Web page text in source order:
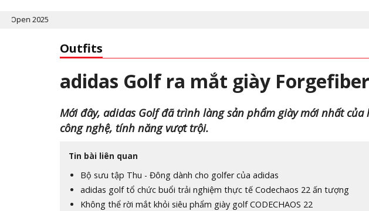
Outfits
adidas Golf ra mắt giày
Mới đây, adidas Golf đã trình làng sản phẩm giày mới nhất của
công nghệ, tính năng vượt trội.
Tin bài liên quan
Bộ sưu tập Thu - Đông dành cho golfer của adidas
adidas golf tổ chức buổi trải nghiệm thực tế Codechaos 22 ấn tượng
Không thể rời mắt khỏi siêu phẩm giày golf CODECHAOS 22